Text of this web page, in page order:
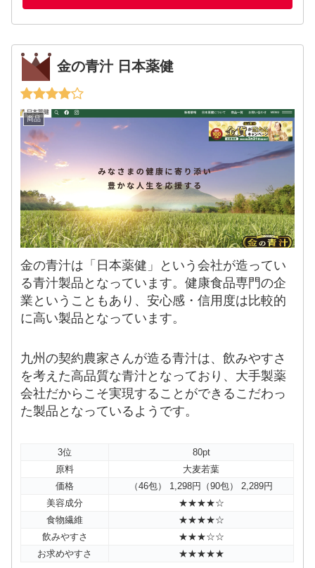
金の青汁 日本薬健
商品
金の青汁は「日本薬健」という会社が造ってい
る青汁製品となっています。健康食品専門の企
業ということもあり、安心感・信用度は比較的
に高い製品となっています。
九州の契約農家さんが造る青汁は、飲みやすさ
を考えた高品質な青汁となっており、大手製薬
会社だからこそ実現することができるこだわっ
た製品となっているようです。
3位
80pt
原料
大麦若葉
価格
（46包） 1,298円（90包） 2,289円
美容成分
★★★★☆
食物繊維
★★★★☆
飲みやすさ
★★★☆☆
お求めやすさ
★★★★★